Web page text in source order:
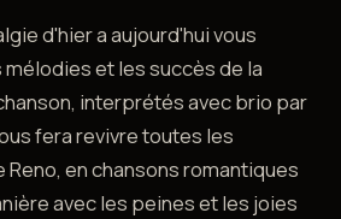
d'hier a aujourd'hui vous
et les succès de la
interprétés avec brio par
fera revivre toutes les
en chansons romantiques
avec les peines et les joies